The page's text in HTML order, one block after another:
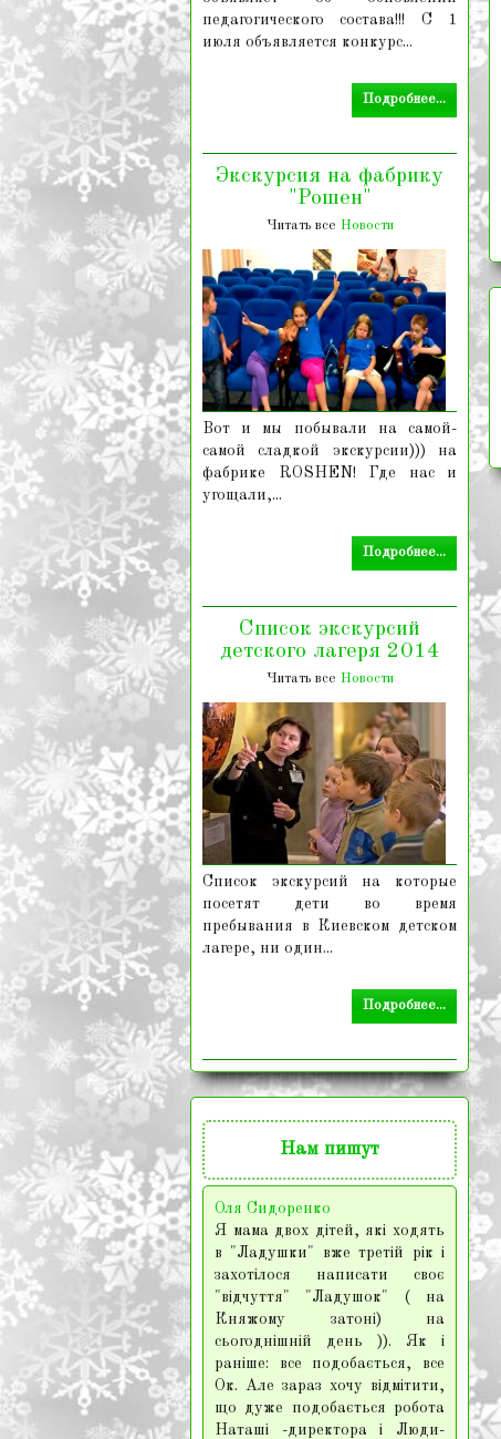
педагогического состава!!! С 1
июля объявляется конкурс...
Подробнее...
Экскурсия на фабрику
"Рошен"
Читать все Новости
Вот и мы побывали на самой-
самой сладкой экскурсии))) на
фабрике ROSHEN! Где нас и
угощали,...
Подробнее...
Список экскурсий
детского лагеря 2014
Читать все Новости
Список экскурсий на которые
посетят дети во время
пребывания в Киевском детском
лагере, ни один...
Подробнее...
Нам пишут
Оля Сидоренко
Я мама двох дітей, які ходять
в "Ладушки" вже третій рік і
захотілося написати своє
"відчуття" "Ладушок" ( на
Княжому затоні) на
сьогоднішній день )). Як і
раніше: все подобається, все
Ок. Але зараз хочу відмітити,
що дуже подобається робота
Наташі -директора і Люди-